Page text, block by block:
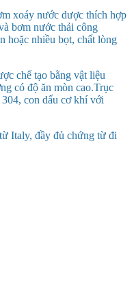
xoáy nước dược thích hợp
bơm nước thải công
hoặc nhiều bọt, chất lòng
chế tạo bằng vật liệu
có độ ăn mòn cao.Trục
con dấu cơ khí với
Italy, đầy đủ chứng từ đi